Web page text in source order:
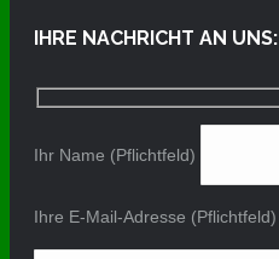
IHRE NACHRICHT AN UNS:
Ihr Name (Pflichtfeld)
Ihre E-Mail-Adresse (Pflichtfeld)